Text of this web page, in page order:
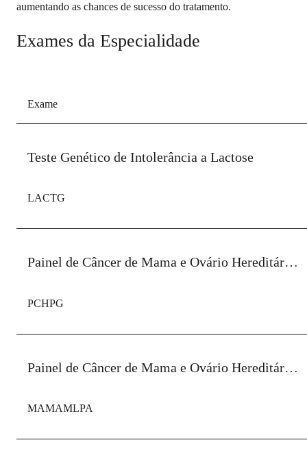
aumentando as chances de sucesso do tratamento.
Exames da Especialidade
Exame
Teste Genético de Intolerância a Lactose
LACTG
Painel de Câncer de Mama e Ovário Hereditário (25 GENES)
PCHPG
Painel de Câncer de Mama e Ovário Hereditário + MLPA BRCA1 + MLPA BRCA2
MAMAMLPA